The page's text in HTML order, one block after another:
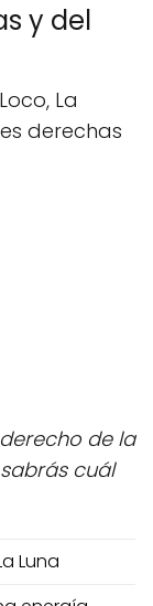
y del
La
derechas
de la
cuál
Luna